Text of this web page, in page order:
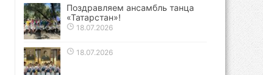
Поздравляем ансамбль танца
«Татарстан»!
18.07.2026
18.07.2026